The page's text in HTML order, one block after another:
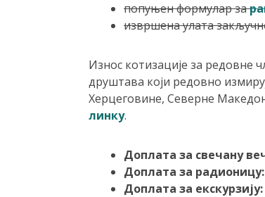
попуњен формулар за
извршена улата
Износ котизације за редовне
друштава који редовно
Херцеговине, Северне
линку.
Доплата за свечану
Доплата за радионицу:
Доплата за екскурзију: